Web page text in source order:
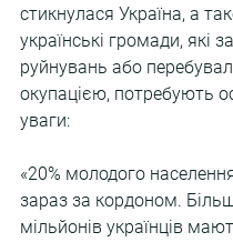
стикнулася Україна, а
українські громади, які
руйнувань або
окупацією, потребують
уваги:
«20% молодого
зараз за кордоном.
мільйонів українців